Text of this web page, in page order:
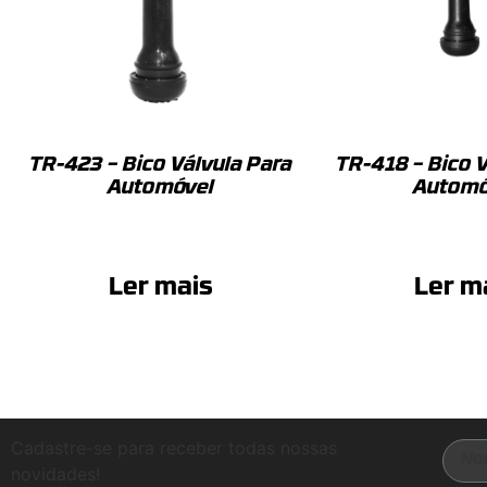
TR-423 – Bico Válvula Para
Automóvel
Ler mais
TR-418 – Bico
Ler